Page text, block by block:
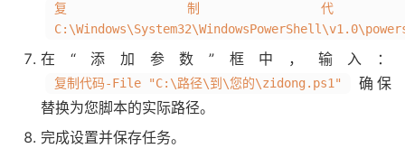
复制代
在“添加参数”框中，输入：
复制代码-File "C:\路径\到\您的\zidong.ps1"
确保
替换为您脚本的实际路径。
完成设置并保存任务。